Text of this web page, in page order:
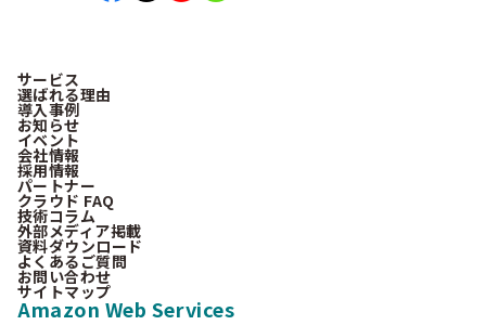
サービス
選ばれる理由
導入事例
お知らせ
イベント
会社情報
採用情報
パートナー
クラウド FAQ
技術コラム
外部メディア掲載
資料ダウンロード
よくあるご質問
お問い合わせ
サイトマップ
Amazon Web Services